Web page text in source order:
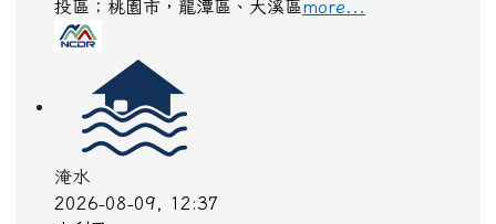
淹水
2026-08-09, 12:37
水利署訊新豐站已無警戒 (新竹縣湖口鄉)降雨已趨
緩， 但仍建請即時注意淹水通報及應變，低窪地區
及道路請特別注意防範積淹水